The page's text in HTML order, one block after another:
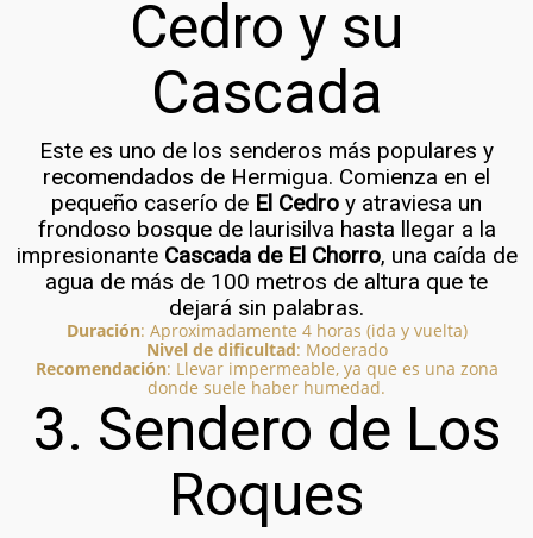
Cedro y su
Cascada
Este es uno de los senderos más populares y
recomendados de Hermigua. Comienza en el
pequeño caserío de El Cedro y atraviesa un
frondoso bosque de laurisilva hasta llegar a la
impresionante Cascada de El Chorro, una caída de
agua de más de 100 metros de altura que te
dejará sin palabras.
Duración: Aproximadamente 4 horas (ida y vuelta)
Nivel de dificultad: Moderado
Recomendación: Llevar impermeable, ya que es una zona
donde suele haber humedad.
3. Sendero de Los
Roques